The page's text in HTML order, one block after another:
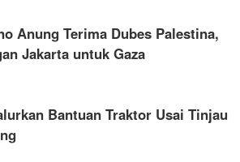
Anung Terima Dubes Palestina,
Jakarta untuk Gaza
Bantuan Traktor Usai Tinjau